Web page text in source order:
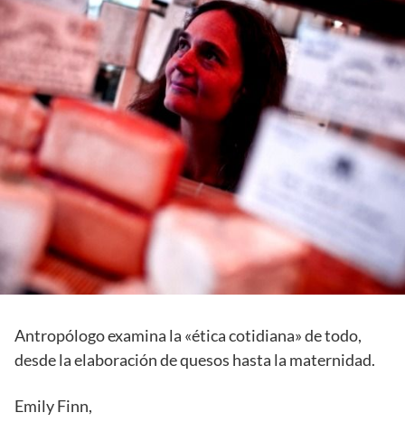
Antropólogo examina la «ética cotidiana» de todo,
desde la elaboración de quesos hasta la maternidad.
Emily Finn,